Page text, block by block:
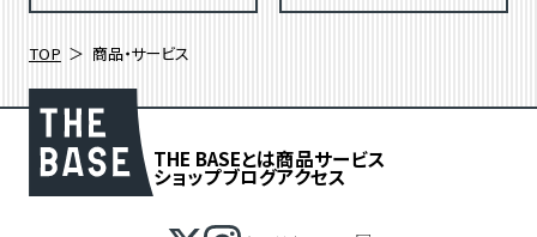
TOP 商品・サービス
THE BASEとは商品サービス
ショップブログアクセス